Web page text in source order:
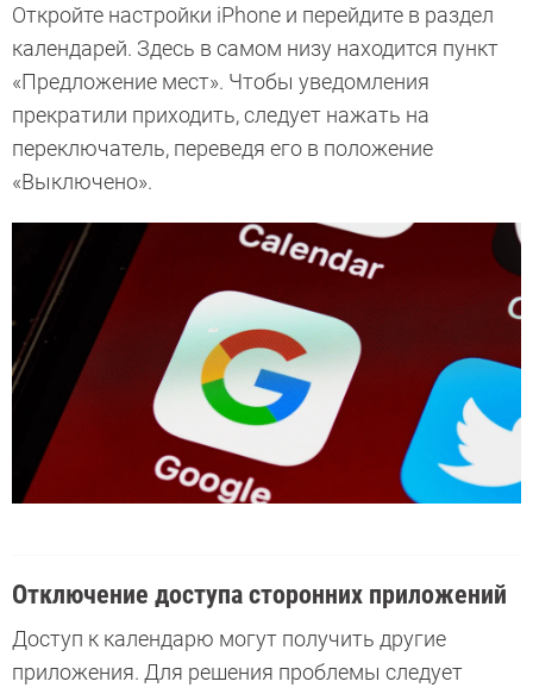
Откройте настройки iPhone и перейдите в раздел
календарей. Здесь в самом низу находится пункт
«Предложение мест». Чтобы уведомления
прекратили приходить, следует нажать на
переключатель, переведя его в положение
«Выключено».
Отключение доступа сторонних приложений
Доступ к календарю могут получить другие
приложения. Для решения проблемы следует